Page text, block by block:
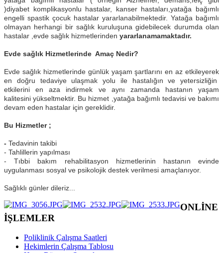
)diyabet komplikasyonlu hastalar, kanser hastaları,yatağa bağımlı
engelli spastik çocuk hastalar yararlanabilmektedir. Yatağa bağımlı
olmayan herhangi bir sağlık kuruluşuna gidebilecek durumda olan
hastalar ,evde sağlık hizmetlerinden yararlanamamaktadır.
Evde sağlık Hizmetlerinde Amaç Nedir?
Evde sağlık hizmetlerinde günlük yaşam şartlarını en az etkileyerek
en doğru tedaviye ulaşmak yolu ile hastalığın ve yetersizliğin
etkilerini en aza indirmek ve aynı zamanda hastanın yaşam
kalitesini yükseltmektir. Bu hizmet ,yatağa bağımlı tedavisi ve bakımı
devam eden hastalar için gereklidir.
Bu Hizmetler ;
- Tedavinin takibi
- Tahlillerin yapılması
- Tıbbi bakım rehabilitasyon hizmetlerinin hastanın evinde
uygulanması sosyal ve psikolojik destek verilmesi amaçlanıyor.
Sağlıklı günler dileriz...
ONLİNE
İŞLEMLER
Poliklinik Çalışma Saatleri
Hekimlerin Çalışma Tablosu